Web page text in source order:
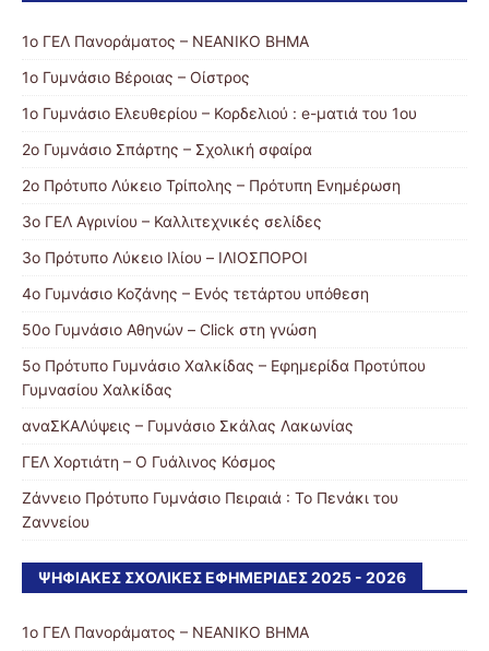
1ο ΓΕΛ Πανοράματος – ΝΕΑΝΙΚΟ ΒΗΜΑ
1ο Γυμνάσιο Βέροιας – Οίστρος
1ο Γυμνάσιο Ελευθερίου – Κορδελιού : e-ματιά του 1ου
2ο Γυμνάσιο Σπάρτης – Σχολική σφαίρα
2ο Πρότυπο Λύκειο Τρίπολης – Πρότυπη Ενημέρωση
3ο ΓΕΛ Αγρινίου – Καλλιτεχνικές σελίδες
3ο Πρότυπο Λύκειο Ιλίου – ΙΛΙΟΣΠΟΡΟΙ
4ο Γυμνάσιο Κοζάνης – Ενός τετάρτου υπόθεση
50ο Γυμνάσιο Αθηνών – Click στη γνώση
5ο Πρότυπο Γυμνάσιο Χαλκίδας – Εφημερίδα Προτύπου
Γυμνασίου Χαλκίδας
αναΣΚΑΛύψεις – Γυμνάσιο Σκάλας Λακωνίας
ΓΕΛ Χορτιάτη – Ο Γυάλινος Κόσμος
Ζάννειο Πρότυπο Γυμνάσιο Πειραιά : Το Πενάκι του
Ζαννείου
ΨΗΦΙΑΚΈΣ ΣΧΟΛΙΚΈΣ ΕΦΗΜΕΡΊΔΕΣ 2025 - 2026
1ο ΓΕΛ Πανοράματος – ΝΕΑΝΙΚΟ ΒΗΜΑ